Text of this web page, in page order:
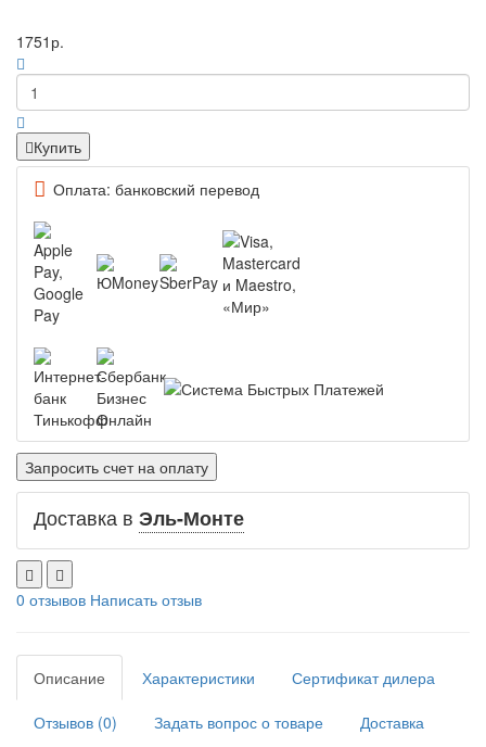
1751р.
Купить
Оплата: банковский перевод
Запросить счет на оплату
Доставка в Эль-Монте
0 отзывов Написать отзыв
Описание Характеристики Сертификат дилера
Отзывов (0) Задать вопрос о товаре Доставка